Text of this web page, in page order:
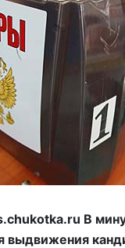
В
выдвижения